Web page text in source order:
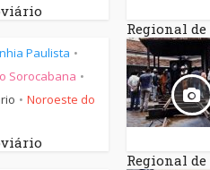
Regional de
Paulista •
Sorocabana •
• Noroeste do
Regional de